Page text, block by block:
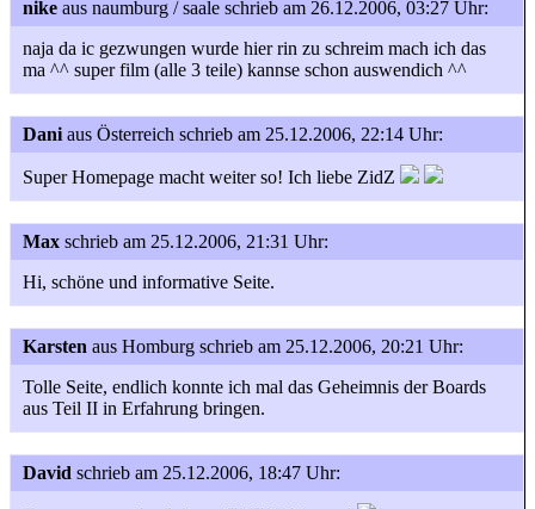
nike aus naumburg / saale schrieb am 26.12.2006, 03:27 Uhr:
naja da ic gezwungen wurde hier rin zu schreim mach ich das
ma ^^ super film (alle 3 teile) kannse schon auswendich ^^
Dani aus Österreich schrieb am 25.12.2006, 22:14 Uhr:
Super Homepage macht weiter so! Ich liebe ZidZ
Max schrieb am 25.12.2006, 21:31 Uhr:
Hi, schöne und informative Seite.
Karsten aus Homburg schrieb am 25.12.2006, 20:21 Uhr:
Tolle Seite, endlich konnte ich mal das Geheimnis der Boards
aus Teil II in Erfahrung bringen.
David schrieb am 25.12.2006, 18:47 Uhr: